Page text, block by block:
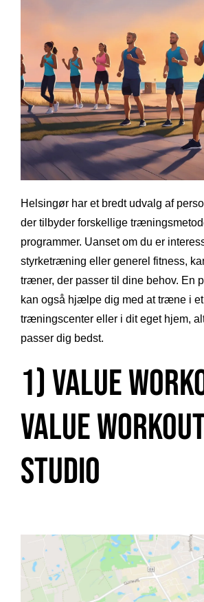
Helsingør har et bredt udvalg af
der tilbyder forskellige
programmer. Uanset om du er
styrketræning eller generel fitness,
træner, der passer til dine behov. En
kan også hjælpe dig med at træne i
træningscenter eller i dit eget hjem,
passer dig bedst.
1) Value
Value
Studio